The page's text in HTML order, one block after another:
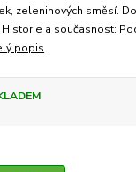
zeleninových směsí.
a současnost:
popis